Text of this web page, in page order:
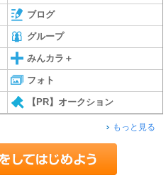
ブログ
グループ
みんカラ＋
フォト
【PR】オークション
もっと見る